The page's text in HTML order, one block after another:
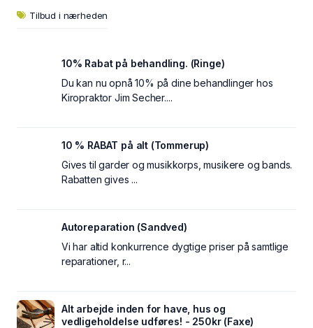
Tilbud i nærheden
10% Rabat på behandling. (Ringe)
Du kan nu opnå 10% på dine behandlinger hos
Kiropraktor Jim Secher....
10 % RABAT på alt (Tommerup)
Gives til garder og musikkorps, musikere og bands.
Rabatten gives ...
Autoreparation (Sandved)
Vi har altid konkurrence dygtige priser på samtlige
reparationer, r...
Alt arbejde inden for have, hus og
vedligeholdelse udføres! - 250kr (Faxe)